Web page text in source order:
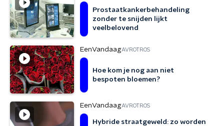
Prostaatkankerbehandeling
zonder te snijden lijkt
veelbelovend
EenVandaagAVROTROS
Hoe kom je nog aan niet
bespoten bloemen?
EenVandaagAVROTROS
Hybride straatgeweld: zo worden